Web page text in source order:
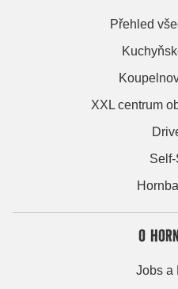
Přehled
XXL centrum
O
Jobs a